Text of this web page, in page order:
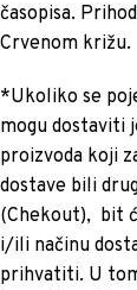
časopisa.
Crvenom križu.
*Ukoliko se
mogu dostaviti
proizvoda koji
dostave bili
(Chekout), bit
i/ili načinu
prihvatiti. U